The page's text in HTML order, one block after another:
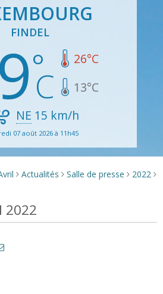
FINDEL
26°C
13°C
NE 15 km/h
07 août 2026 à 11h45
> Actualités > Salle de presse > 2022 >
2022